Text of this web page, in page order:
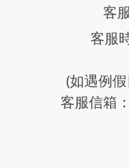
客
客服
(如遇例
客服信箱